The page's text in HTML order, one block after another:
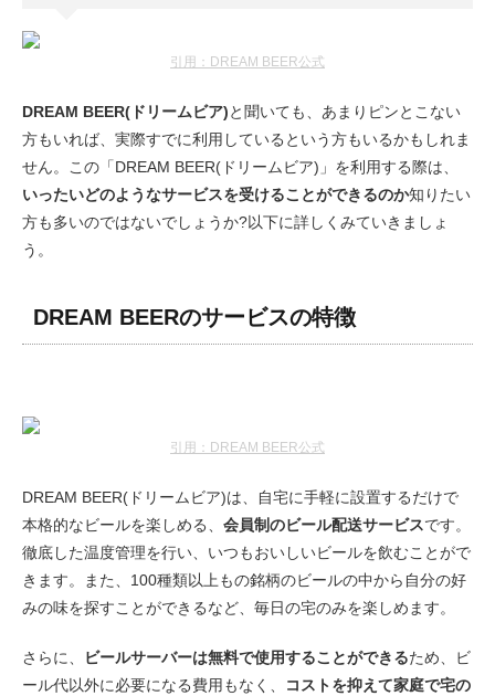
引用：DREAM BEER公式
DREAM BEER(ドリームビア)と聞いても、あまりピンとこない
方もいれば、実際すでに利用しているという方もいるかもしれま
せん。この「DREAM BEER(ドリームビア)」を利用する際は、
いったいどのようなサービスを受けることができるのか知りたい
方も多いのではないでしょうか?以下に詳しくみていきましょ
う。
DREAM BEERのサービスの特徴
引用：DREAM BEER公式
DREAM BEER(ドリームビア)は、自宅に手軽に設置するだけで
本格的なビールを楽しめる、 会員制のビール配送サービスです。
徹底した温度管理を行い、いつもおいしいビールを飲むことがで
きます。また、100種類以上もの銘柄のビールの中から自分の好
みの味を探すことができるなど、毎日の宅のみを楽しめます。
さらに、 ビールサーバーは無料で使用することができるため、ビ
ール代以外に必要になる費用もなく、
コストを抑えて家庭で宅の